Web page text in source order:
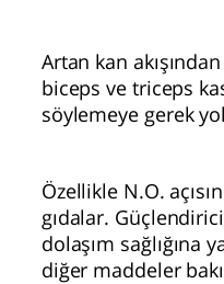
Artan kan
biceps ve triceps
söylemeye gerek
Özellikle N.O.
gıdalar.
dolaşım sağlığına
diğer maddeler